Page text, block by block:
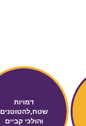
דמויות
שטח,להטוטנים
והולכי קביים